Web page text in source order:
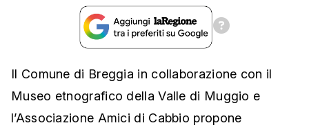
Il Comune di Breggia in collaborazione con il
Museo etnografico della Valle di Muggio e
l’Associazione Amici di Cabbio propone